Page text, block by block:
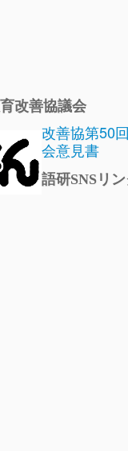
改善協議会
改善協第50
会意見書
語研SNSリ